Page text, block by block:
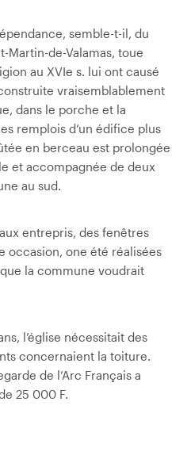
semble-t-il, du
Martin-de-Valamas, toue
au XVIe s. lui ont causé
vraisemblablement
dans le porche et la
remplois d’un édifice plus
en berceau est prolongée
et accompagnée de deux
au sud.
entrepris, des fenêtres
occasion, one été réalisées
la commune voudrait
l’église nécessitait des
concernaient la toiture.
de l’Arc Français a
25 000 F.